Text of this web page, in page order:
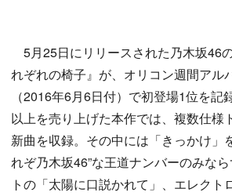
5月25日にリリースされた乃木坂46
れぞれの椅子』が、オリコン週間アル
（2016年6月6日付）で初登場1位を記
以上を売り上げた本作では、複数仕様
新曲を収録。その中には「きっかけ」
れぞ乃木坂46”な王道ナンバーのみな
トの「太陽に口説かれて」、エレクト